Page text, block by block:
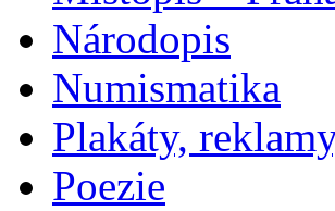
Národopis
Numismatika
Plakáty,
Poezie